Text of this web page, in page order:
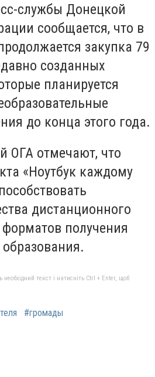
службы Донецкой
сообщается, что в
закупка 79
созданных
планируется
до конца этого года.
ОГА отмечают, что
«Ноутбук каждому
дистанционного
получения
текст і натисніть Ctrl + Enter, щоб
#громады